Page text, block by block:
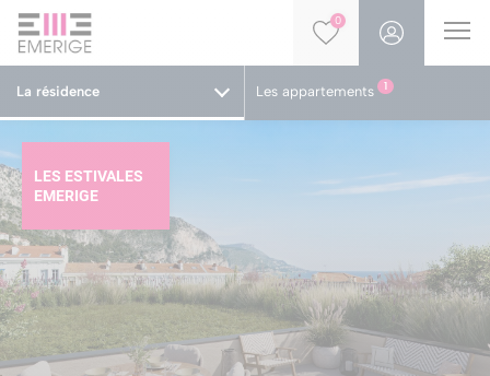
0
La résidence Les appartements 1
LES ESTIVALES
EMERIGE